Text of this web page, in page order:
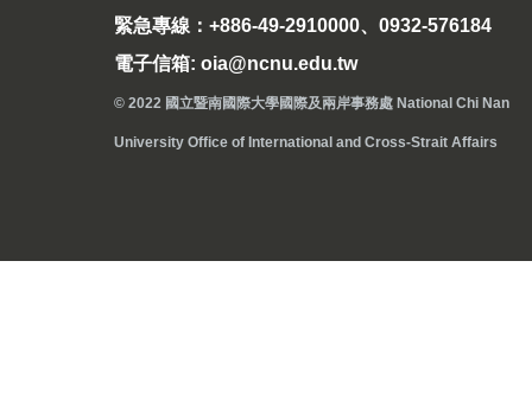
緊急專線：+886-49-2910000、0932-576184
電子信箱: oia@ncnu.edu.tw
© 2022 國立暨南國際大學國際及兩岸事務處 National Chi Nan
University Office of International and Cross-Strait Affairs